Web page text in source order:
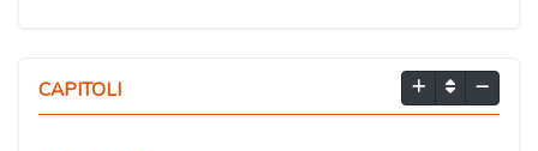
CAPITOLI